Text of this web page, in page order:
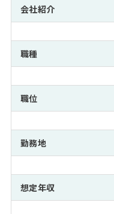
年齢と年収の相関図
会社紹介
職種
職位
勤務地
想定年収